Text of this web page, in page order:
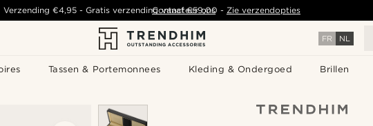
FR NL
Tassen & Portemonnees Kleding & Ondergoed Brillen
Verzending €4,95 -Gratis verzending vanaf €59,00 - Zie verzendopties
Contacteer ons